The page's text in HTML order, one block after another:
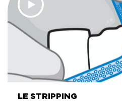
LE STRIPPING